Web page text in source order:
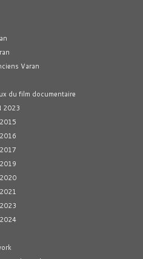
Varan
du film documentaire
2023